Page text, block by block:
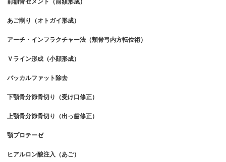
あご削り（オトガイ形成）
アーチ・インフラクチャー法（頬骨弓内方転位術）
Ｖライン形成（小顔形成）
バッカルファット除去
下顎骨分節骨切り（受け口修正）
上顎骨分節骨切り（出っ歯修正）
顎プロテーゼ
ヒアルロン酸注入（あご）